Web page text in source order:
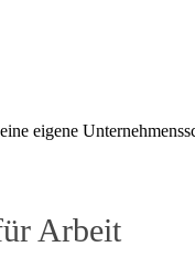
eigene
Arbeit